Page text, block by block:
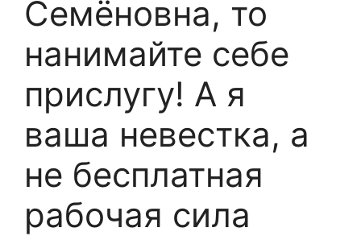
Семёновна, то
нанимайте себе
прислугу! А я
ваша невестка, а
не бесплатная
рабочая сила